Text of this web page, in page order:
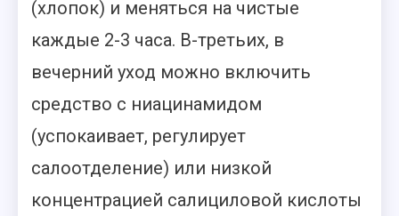
(хлопок) и меняться на чистые
каждые 2-3 часа. В-третьих, в
вечерний уход можно включить
средство с ниацинамидом
(успокаивает, регулирует
салоотделение) или низкой
концентрацией салициловой кислоты